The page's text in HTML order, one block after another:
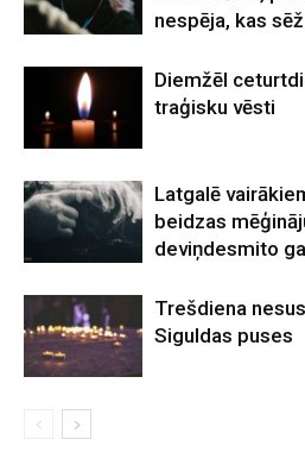
nespēja, kas
Diemžēl
traģisku vēsti
Latgalē
beidzas
deviņdesmito
Trešdiena
Siguldas puses